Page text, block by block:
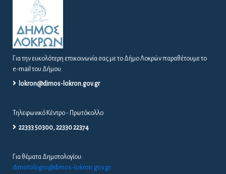
Για την ευκολότερη επικοινωνία σας με το Δήμο Λοκρών παραθέτουμε το
e-mail του Δήμου.
lokron@dimos-lokron.gov.gr
Τηλεφωνικό Κέντρο - Πρωτόκολλο
22333 50300, 22330 22374
Για θέματα Δημοτολογίου:
dimotologio@dimos-lokron.gov.gr